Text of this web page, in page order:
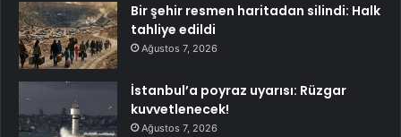
Bir şehir resmen haritadan silindi: Halk
tahliye edildi
Ağustos 7, 2026
İstanbul’a poyraz uyarısı: Rüzgar
kuvvetlenecek!
Ağustos 7, 2026